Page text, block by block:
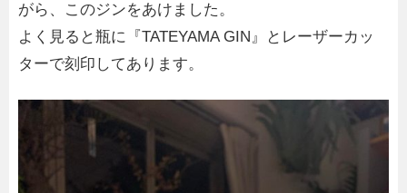
がら、このジンをあけました。
よく見ると瓶に『TATEYAMA GIN』とレーザーカッ
ターで刻印してあります。